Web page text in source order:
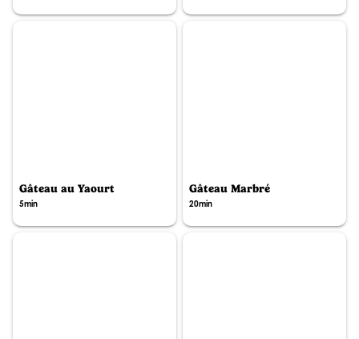
Gâteau au Yaourt
5min
Gâteau Marbré
20min